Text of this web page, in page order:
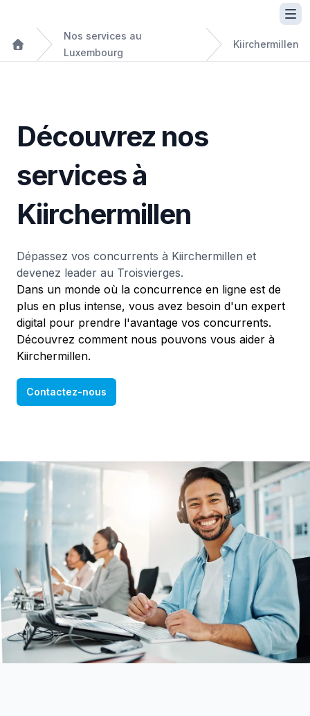
Nos services au
Luxembourg
Kiirchermillen
Découvrez nos
services à
Kiirchermillen
Dépassez vos concurrents à Kiirchermillen et
devenez leader au Troisvierges.
Dans un monde où la concurrence en ligne est de
plus en plus intense, vous avez besoin d'un expert
digital pour prendre l'avantage vos concurrents.
Découvrez comment nous pouvons vous aider à
Kiirchermillen.
Contactez-nous